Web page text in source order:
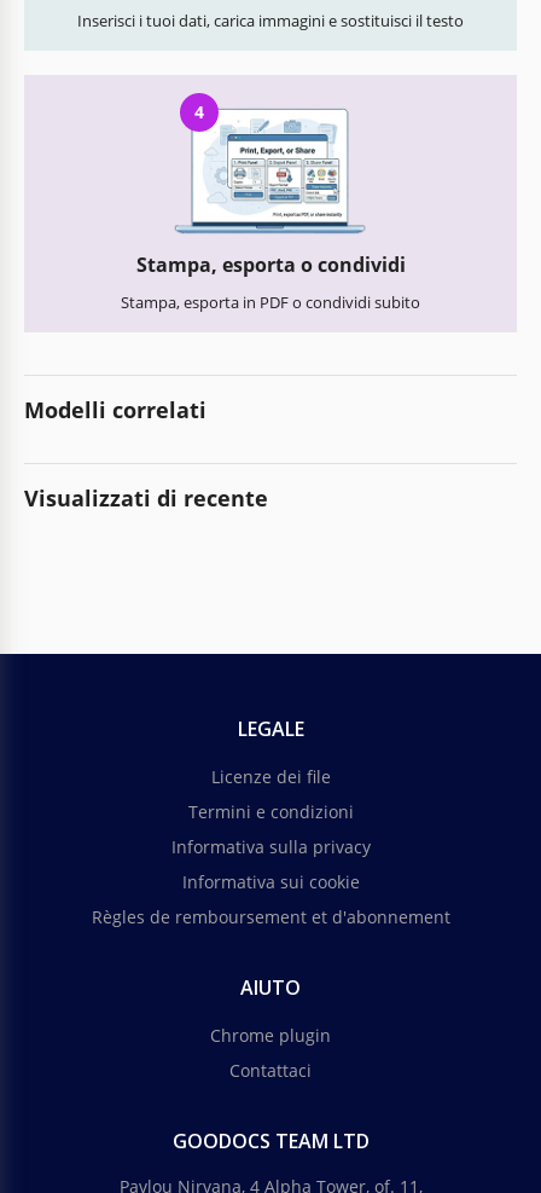
Inserisci i tuoi dati, carica immagini e sostituisci il testo
4
Stampa, esporta o condividi
Stampa, esporta in PDF o condividi subito
Modelli correlati
Visualizzati di recente
LEGALE
Licenze dei file
Termini e condizioni
Informativa sulla privacy
Informativa sui cookie
Règles de remboursement et d'abonnement
AIUTO
Chrome plugin
Contattaci
GOODOCS TEAM LTD
Pavlou Nirvana, 4 Alpha Tower, of. 11,